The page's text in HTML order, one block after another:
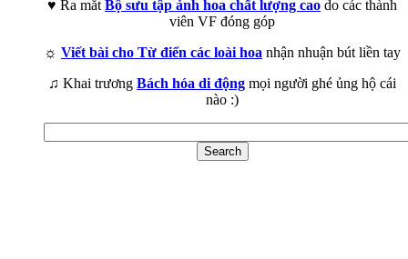
♥ Ra mắt Bộ sưu tập ảnh hoa chất lượng cao do các thành
viên VF đóng góp
☼ Viết bài cho Từ điển các loài hoa nhận nhuận bút liền tay
♫ Khai trương Bách hóa di động mọi người ghé ủng hộ cái
nào :)